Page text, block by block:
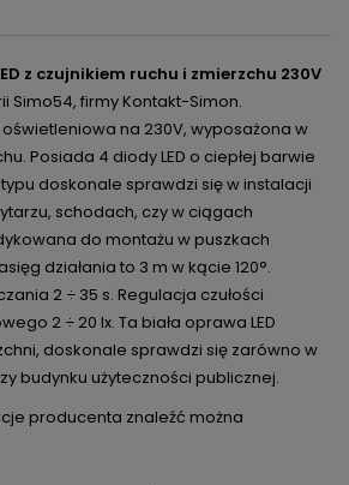
z czujnikiem ruchu i zmierzchu 230V
Simo54, firmy Kontakt-Simon.
na 230V, wyposażona w
Posiada 4 diody LED o ciepłej barwie
doskonale sprawdzi się w instalacji
schodach, czy w ciągach
do montażu w puszkach
działania to 3 m w kącie 120°.
2 ÷ 35 s. Regulacja czułości
2 ÷ 20 lx. Ta biała oprawa LED
doskonale sprawdzi się zarówno w
budynku użyteczności publicznej.
producenta znaleźć można